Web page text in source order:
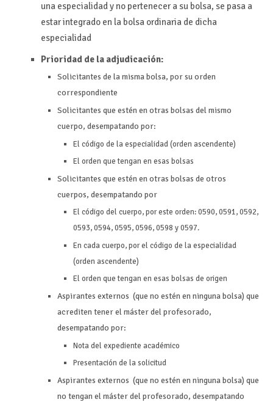
una especialidad y no pertenecer a su bolsa, se pasa a
estar integrado en la bolsa ordinaria de dicha
especialidad
Prioridad de la adjudicación:
Solicitantes de la misma bolsa, por su orden
correspondiente
Solicitantes que estén en otras bolsas del mismo
cuerpo, desempatando por:
El código de la especialidad (orden ascendente)
El orden que tengan en esas bolsas
Solicitantes que estén en otras bolsas de otros
cuerpos, desempatando por
El código del cuerpo, por este orden: 0590, 0591, 0592,
0593, 0594, 0595, 0596, 0598 y 0597.
En cada cuerpo, por el código de la especialidad
(orden ascendente)
El orden que tengan en esas bolsas de origen
Aspirantes externos (que no estén en ninguna bolsa) que
acrediten tener el máster del profesorado,
desempatando por:
Nota del expediente académico
Presentación de la solicitud
Aspirantes externos (que no estén en ninguna bolsa) que
no tengan el máster del profesorado, desempatando